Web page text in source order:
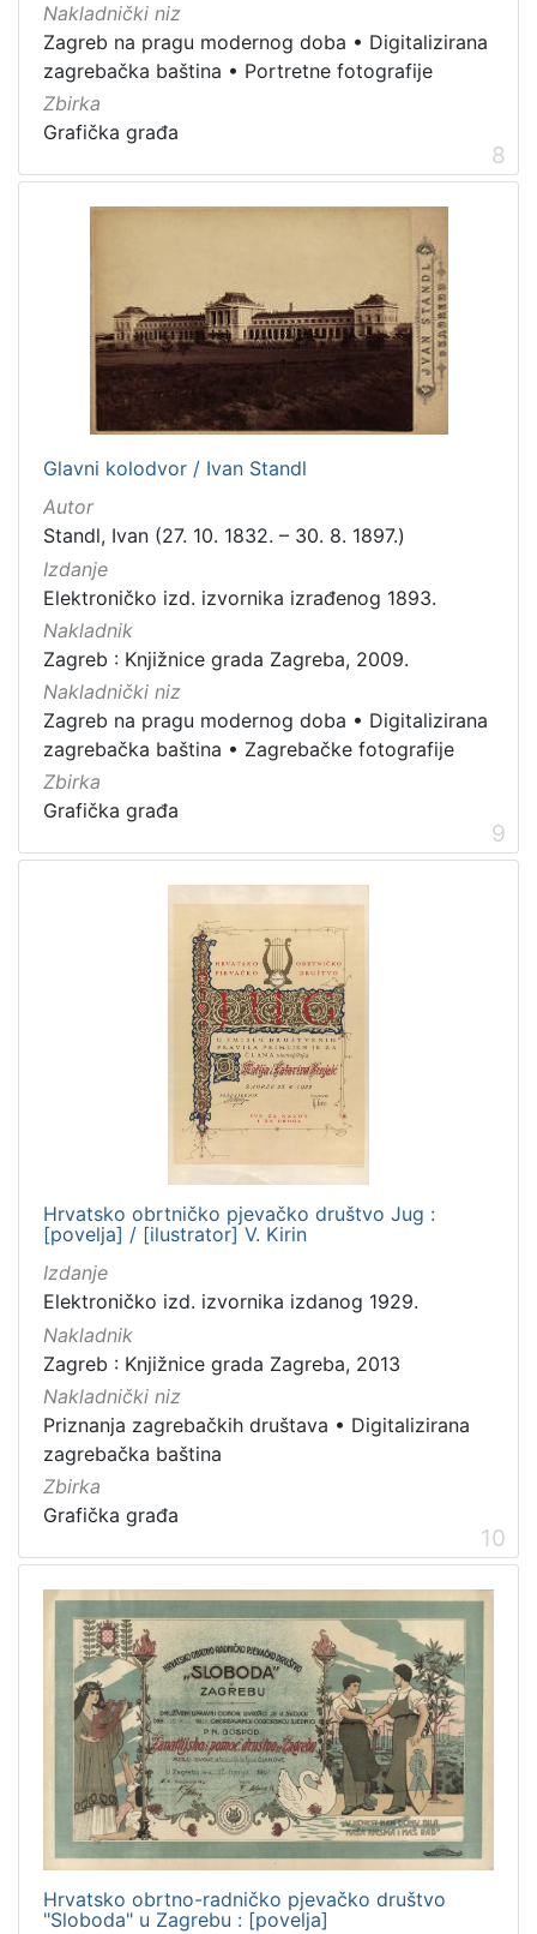
Nakladnički niz
Zagreb na pragu modernog doba • Digitalizirana
zagrebačka baština • Portretne fotografije
Zbirka
Grafička građa
8
Glavni kolodvor / Ivan Standl
Autor
Standl, Ivan (27. 10. 1832. – 30. 8. 1897.)
Izdanje
Elektroničko izd. izvornika izrađenog 1893.
Nakladnik
Zagreb : Knjižnice grada Zagreba, 2009.
Nakladnički niz
Zagreb na pragu modernog doba • Digitalizirana
zagrebačka baština • Zagrebačke fotografije
Zbirka
Grafička građa
9
Hrvatsko obrtničko pjevačko društvo Jug :
[povelja] / [ilustrator] V. Kirin
Izdanje
Elektroničko izd. izvornika izdanog 1929.
Nakladnik
Zagreb : Knjižnice grada Zagreba, 2013
Nakladnički niz
Priznanja zagrebačkih društava • Digitalizirana
zagrebačka baština
Zbirka
Grafička građa
10
Hrvatsko obrtno-radničko pjevačko društvo
"Sloboda" u Zagrebu : [povelja]